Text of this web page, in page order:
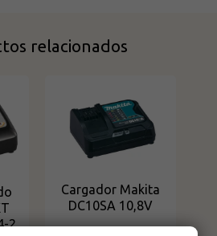
relacionados
2
Cargador Makita
DC10SA 10,8V